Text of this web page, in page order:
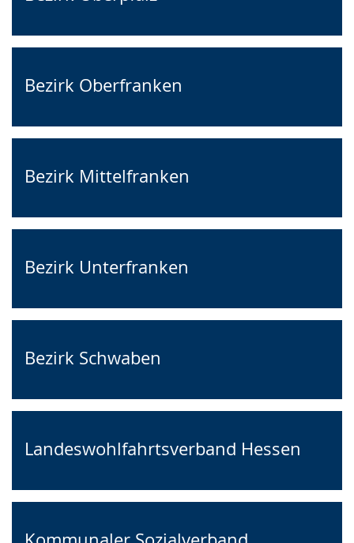
Bezirk Oberfranken
Bezirk Mittelfranken
Bezirk Unterfranken
Bezirk Schwaben
Landeswohlfahrtsverband Hessen